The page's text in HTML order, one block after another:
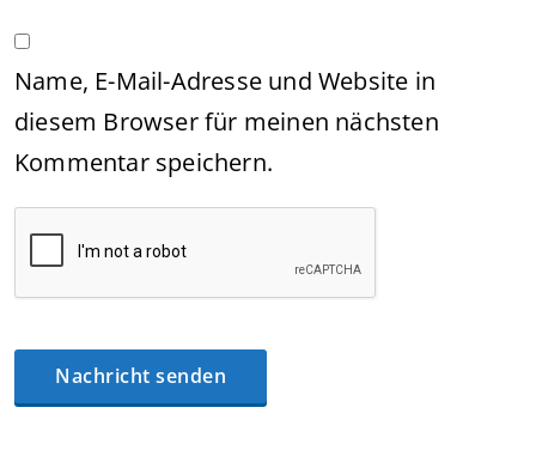
Name, E-Mail-Adresse und Website in
diesem Browser für meinen nächsten
Kommentar speichern.